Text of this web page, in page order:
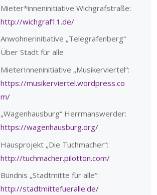
Mieter*inneninitiative Wichgrafstraße:
http://wichgraf11.de/
Anwohnerinitiative „Telegrafenberg“
Über Stadt für alle
MieterInneninitiative „Musikerviertel“:
https://musikerviertel.wordpress.co
m/
„Wagenhausburg“ Herrmanswerder:
https://wagenhausburg.org/
Hausprojekt „Die Tuchmacher“:
http://tuchmacher.pilotton.com/
Bündnis „Stadtmitte für alle“:
http://stadtmittefueralle.de/